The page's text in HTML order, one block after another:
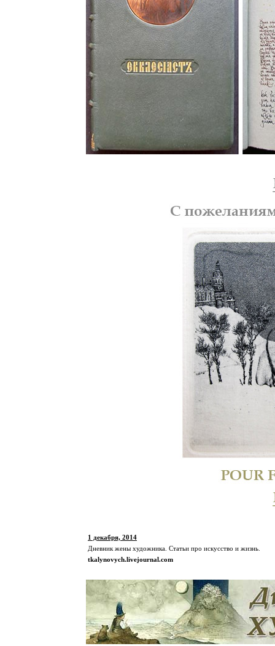
1 декабря, 2014
Дневник жены художника. Статьи про искусство и жизнь.
tkalynovych.livejournal.com